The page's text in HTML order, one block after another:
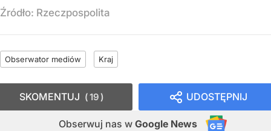
Źródło: Rzeczpospolita
Obserwator mediów Kraj
UDOSTĘPNIJ
Obserwuj nas w Google News
SKOMENTUJ 19